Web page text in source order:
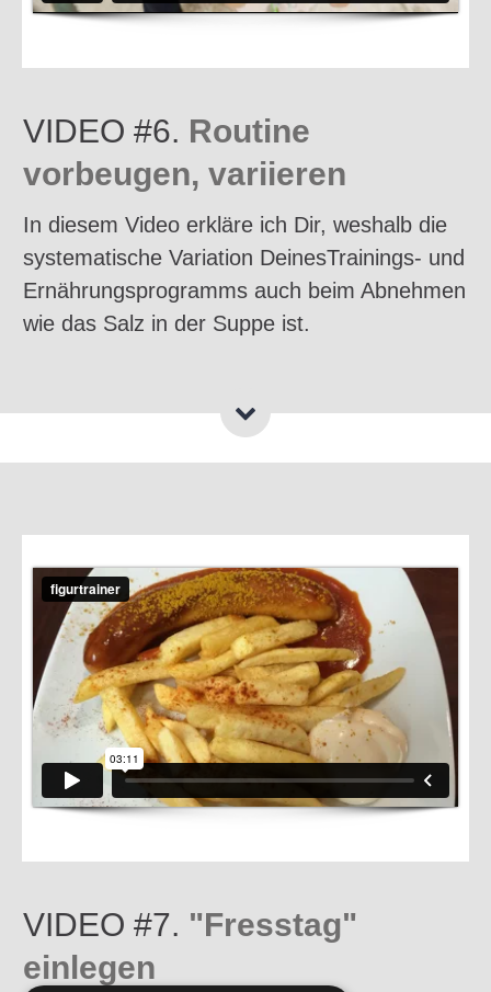
VIDEO #6. Routine
vorbeugen, variieren
In diesem Video erkläre ich Dir, weshalb die
systematische Variation DeinesTrainings- und
Ernährungsprogramms auch beim Abnehmen
wie das Salz in der Suppe ist.
VIDEO #7. "Fresstag"
einlegen